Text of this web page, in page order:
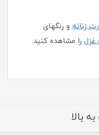
زنانه و رنگهای
غزل را مشاهده کنید.
بالا